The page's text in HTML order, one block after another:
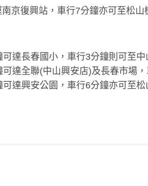
京復興站，車行7分鐘亦可至松山
可達長春國小，車行3分鐘則可至中
可達全聯(中山興安店)及長春市場
可達興安公園，車行6分鐘亦可至